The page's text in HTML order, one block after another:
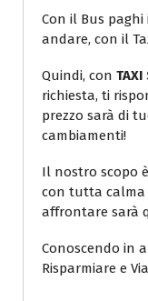
Con il Bus
andare, con il
Quindi, con TAXI
richiesta, ti
prezzo sarà di
cambiamenti!
Il nostro scopo
con tutta calma
affrontare sarà
Conoscendo in
Risparmiare e